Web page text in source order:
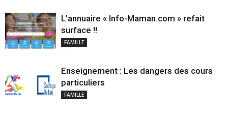
L’annuaire « Info-Maman.com » refait
surface !!
FAMILLE
Enseignement : Les dangers des cours
particuliers
FAMILLE